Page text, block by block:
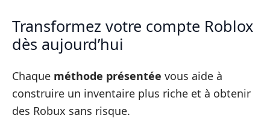
Transformez votre compte Roblox
dès aujourd’hui
Chaque méthode présentée vous aide à
construire un inventaire plus riche et à obtenir
des Robux sans risque.